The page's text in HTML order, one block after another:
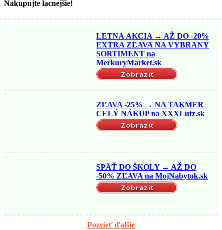
Nakupujte lacnejšie!
LETNÁ AKCIA → AŽ DO -20%
EXTRA ZĽAVA NA VYBRANÝ
SORTIMENT na
MerkuryMarket.sk
Zobraziť
ZĽAVA -25% → NA TAKMER
CELÝ NÁKUP na XXXLutz.sk
Zobraziť
SPÄŤ DO ŠKOLY → AŽ DO
-50% ZĽAVA na MojNabytok.sk
Zobraziť
Pozrieť ďalšie